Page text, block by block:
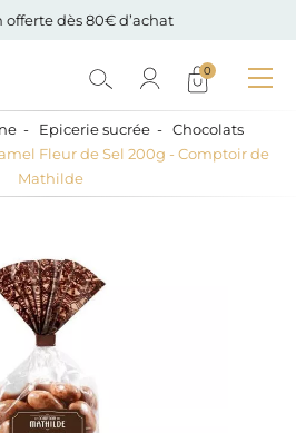
offerte dès 80€ d’achat
0
Epicerie sucrée
Chocolats
Fleur de Sel 200g - Comptoir de
Mathilde